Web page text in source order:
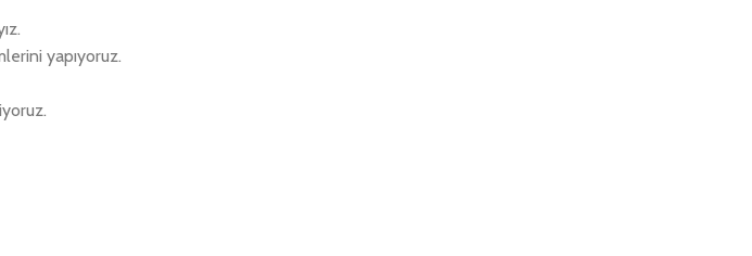
yapıyoruz.